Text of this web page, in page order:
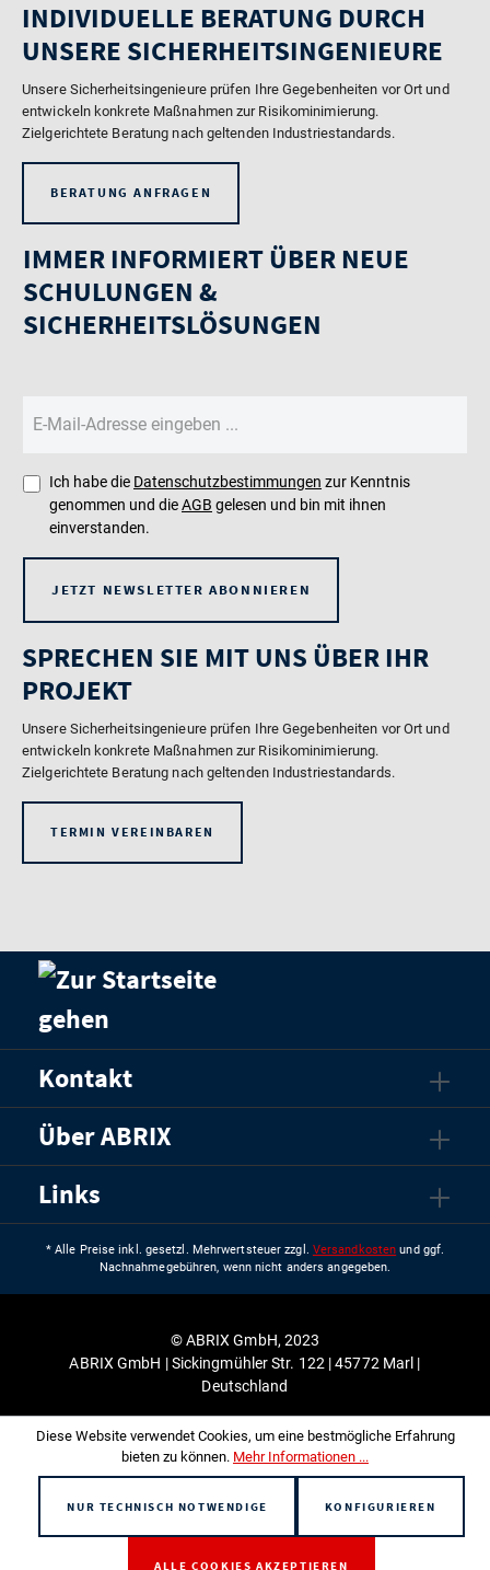
INDIVIDUELLE BERATUNG DURCH
UNSERE SICHERHEITSINGENIEURE
Unsere Sicherheitsingenieure prüfen Ihre Gegebenheiten vor Ort und
entwickeln konkrete Maßnahmen zur Risikominimierung.
Zielgerichtete Beratung nach geltenden Industriestandards.
BERATUNG ANFRAGEN
IMMER INFORMIERT ÜBER NEUE
SCHULUNGEN &
SICHERHEITSLÖSUNGEN
Ich habe die Datenschutzbestimmungen zur Kenntnis
genommen und dieAGB gelesen und bin mit ihnen
einverstanden.
JETZT NEWSLETTER ABONNIEREN
SPRECHEN SIE MIT UNS ÜBER IHR
PROJEKT
Unsere Sicherheitsingenieure prüfen Ihre Gegebenheiten vor Ort und
entwickeln konkrete Maßnahmen zur Risikominimierung.
Zielgerichtete Beratung nach geltenden Industriestandards.
TERMIN VEREINBAREN
Kontakt
Über ABRIX
Links
* Alle Preise inkl. gesetzl. Mehrwertsteuer zzgl. Versandkosten und ggf.
Nachnahmegebühren, wenn nicht anders angegeben.
© ABRIX GmbH, 2023
ABRIX GmbH | Sickingmühler Str. 122 | 45772 Marl |
Deutschland
Diese Website verwendet Cookies, um eine bestmögliche Erfahrung
bieten zu können. Mehr Informationen ...
NUR TECHNISCH NOTWENDIGE KONFIGURIEREN
ALLE COOKIES AKZEPTIEREN